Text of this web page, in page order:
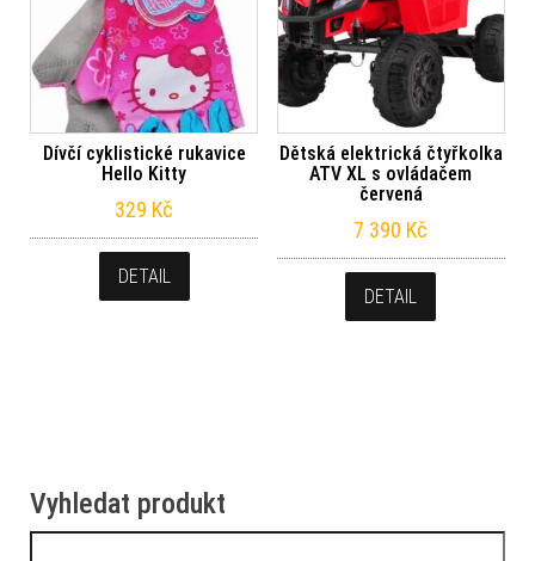
Dívčí cyklistické rukavice
Hello Kitty
329 Kč
DETAIL
Dětská elektrická čtyřkolka
ATV XL s ovládačem
červená
7 390 Kč
DETAIL
Vyhledat produkt